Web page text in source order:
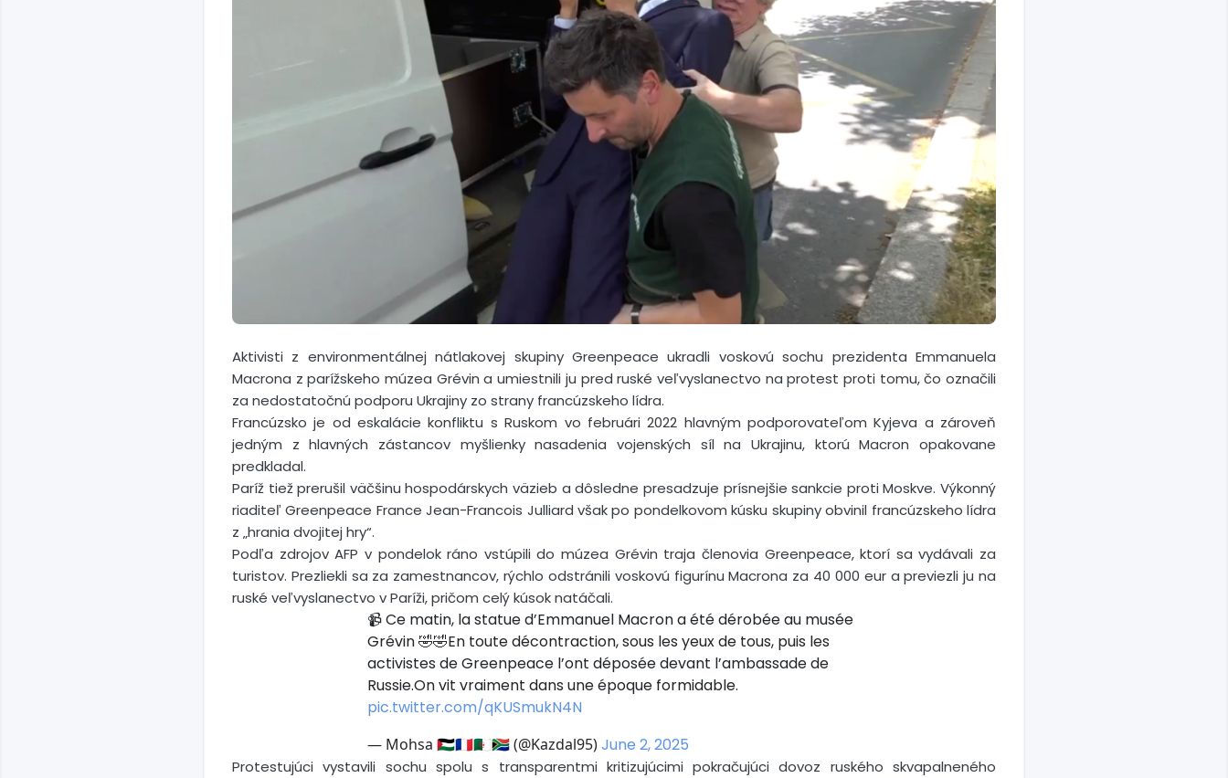
Aktivisti z environmentálnej nátlakovej skupiny Greenpeace ukradli voskovú sochu prezidenta Emmanuela
Macrona z parížskeho múzea Grévin a umiestnili ju pred ruské veľvyslanectvo na protest proti tomu, čo označili
za nedostatočnú podporu Ukrajiny zo strany francúzskeho lídra.
Francúzsko je od eskalácie konfliktu s Ruskom vo februári 2022 hlavným podporovateľom Kyjeva a zároveň
jedným z hlavných zástancov myšlienky nasadenia vojenských síl na Ukrajinu, ktorú Macron opakovane
predkladal.
Paríž tiež prerušil väčšinu hospodárskych väzieb a dôsledne presadzuje prísnejšie sankcie proti Moskve. Výkonný
riaditeľ Greenpeace France Jean-Francois Julliard však po pondelkovom kúsku skupiny obvinil francúzskeho lídra
z „hrania dvojitej hry“.
Podľa zdrojov AFP v pondelok ráno vstúpili do múzea Grévin traja členovia Greenpeace, ktorí sa vydávali za
turistov. Prezliekli sa za zamestnancov, rýchlo odstránili voskovú figurínu Macrona za 40 000 eur a previezli ju na
ruské veľvyslanectvo v Paríži, pričom celý kúsok natáčali.
📹 Ce matin, la statue d’Emmanuel Macron a été dérobée au musée
Grévin 🤣🤣En toute décontraction, sous les yeux de tous, puis les
activistes de Greenpeace l’ont déposée devant l’ambassade de
Russie.On vit vraiment dans une époque formidable.
pic.twitter.com/qKUSmukN4N
— Mohsa 🇵🇸🇫🇷🇩🇿🇿🇦 (@Kazdal95)June 2, 2025
Protestujúci vystavili sochu spolu s transparentmi kritizujúcimi pokračujúci dovoz ruského skvapalneného